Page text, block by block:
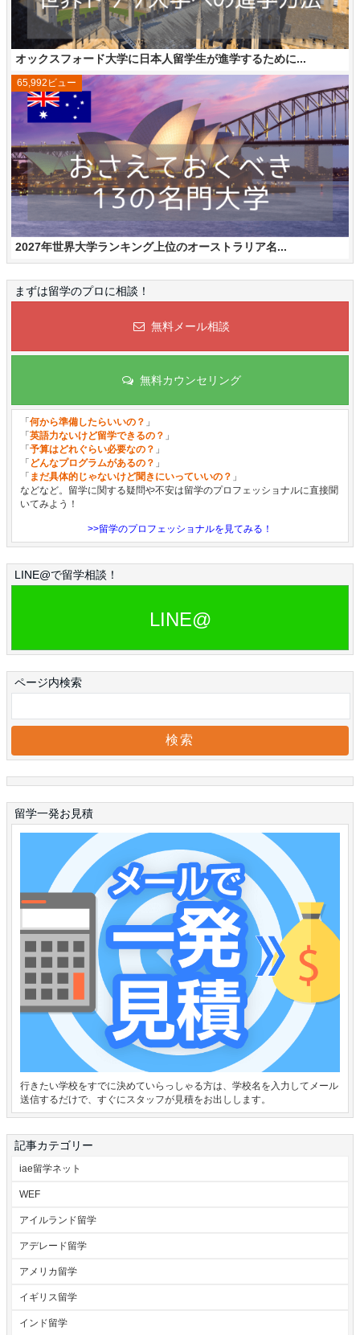
オックスフォード大学に日本人留学生が進学するために...
2027年世界大学ランキング上位のオーストラリア名...
65,992ビュー
まずは留学のプロに相談！
無料メール相談
無料カウンセリング
「何から準備したらいいの？ 」
「英語力ないけど留学できるの？ 」
「予算はどれぐらい必要なの？ 」
「 どんなプログラムがあるの？ 」
「 まだ具体的じゃないけど聞きにいっていいの？ 」
などなど。留学に関する疑問や不安は留学のプロフェッショナルに直接聞
いてみよう！
>>留学のプロフェッショナルを見てみる！
LINE@で留学相談！
LINE@
ページ内検索
留学一発お見積
行きたい学校をすでに決めていらっしゃる方は、学校名を入力してメール
送信するだけで、すぐにスタッフが見積をお出しします。
記事カテゴリー
iae留学ネット
WEF
アイルランド留学
アデレード留学
アメリカ留学
イギリス留学
インド留学